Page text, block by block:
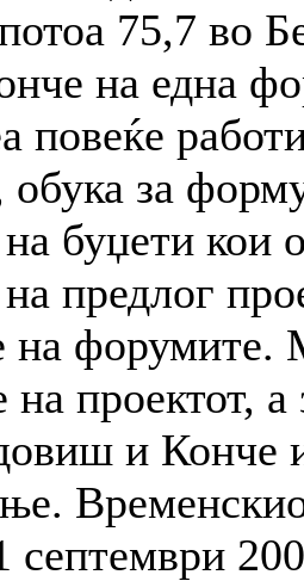
75,7 во
на една
повеќе
за
буџети кои
предлог
на
на проектот,
и Конче
септември